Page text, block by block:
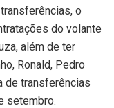
o
do volante
além de ter
Ronald, Pedro
de transferências
setembro.